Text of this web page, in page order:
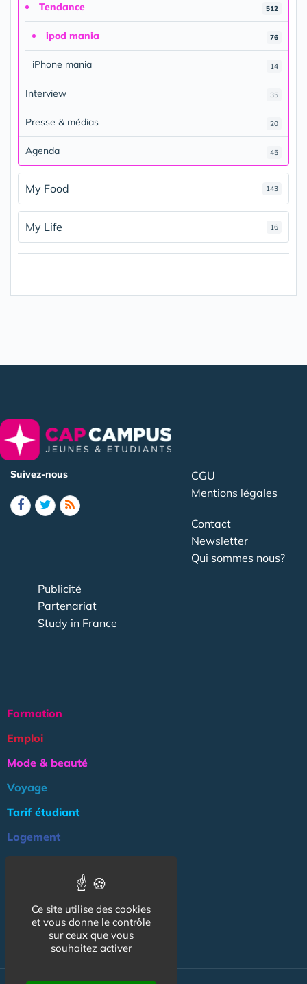
Tendance 512
ipod mania 76
iPhone mania 14
Interview 35
Presse & médias 20
Agenda 45
My Food 143
My Life 16
Suivez-nous
CGU
Mentions légales
Contact
Newsletter
Qui sommes nous?
Publicité
Partenariat
Study in France
Formation
Emploi
Mode & beauté
Voyage
Tarif étudiant
Logement
Association
NOS AUTRES SITES :
Ce site utilise des cookies
et vous donne le contrôle
sur ceux que vous
souhaitez activer